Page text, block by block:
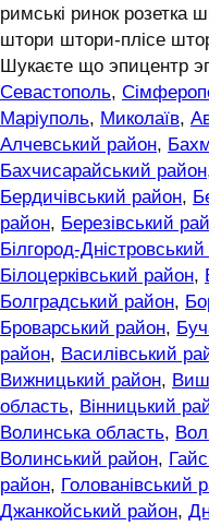
римські ринок розетка
штори штори-плісе
Шукаєте що эпицентр
Севастополь,
Маріуполь, Миколаїв,
Алчевський район,
Бахчисарайський район
Бердичівський район,
район, Березівський
Білгород-
Білоцерківський район,
Болградський район,
Броварський район,
район, Василівський
Вижницький район,
область, Вінницький
Волинська область,
Волинський район,
район, Голованівський
Джанкойський район,